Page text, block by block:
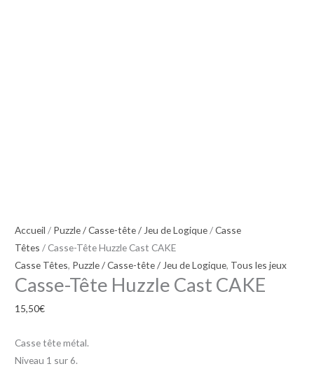
Accueil / Puzzle / Casse-tête / Jeu de Logique/Casse
Têtes / Casse-Tête Huzzle Cast CAKE
Casse Têtes, Puzzle / Casse-tête / Jeu de Logique, Tous les jeux
Casse-Tête Huzzle Cast CAKE
15,50€
Casse tête métal.
Niveau 1 sur 6.